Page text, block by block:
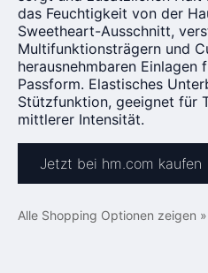
das Feuchtigkeit von der
Sweetheart-Ausschnitt,
Multifunktionsträgern und
herausnehmbaren Einlagen
Passform. Elastisches
Stützfunktion, geeignet für
mittlerer Intensität.
Jetzt bei hm.com kaufen
Alle Shopping Optionen zeigen »